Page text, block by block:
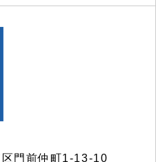
門前仲町1-13-10